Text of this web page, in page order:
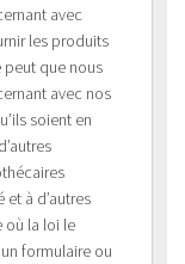
avec
les produits
peut que nous
avec nos
soient en
à d’autres
où la loi le
formulaire ou